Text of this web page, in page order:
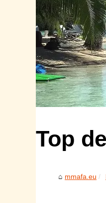
Top
mmafa.eu